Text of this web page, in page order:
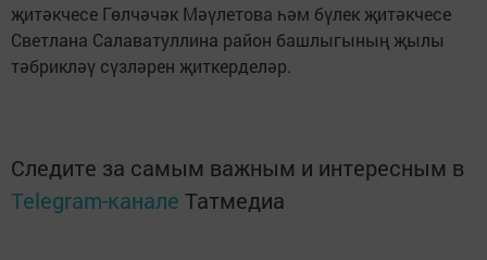
җитәкчесе Гөлчәчәк Мәүлетова һәм бүлек җитәкчесе
Светлана Салаватуллина район башлыгының җылы
тәбрикләү сүзләрен җиткерделәр.
Следите за самым важным и интересным в
Telegram-канале Татмедиа